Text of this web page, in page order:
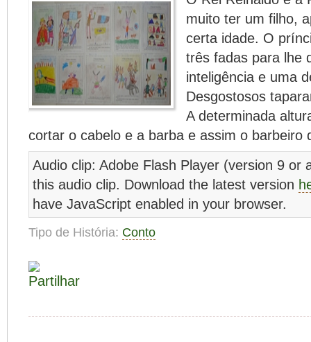
muito ter um filho,
certa idade. O
três fadas para lhe
inteligência e uma
Desgostosos
A determinada
cortar o cabelo e a barba e assim o
Audio clip: Adobe Flash Player (version 9 or
this audio clip. Download the latest version
have JavaScript enabled in your browser.
Tipo de História: Conto